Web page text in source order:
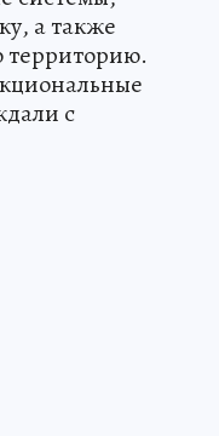
а также
территорию.
с